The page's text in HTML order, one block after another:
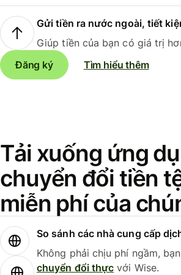
Gửi tiền ra nước ngoài, tiết
Giúp tiền của bạn có giá trị
Đăng ký
Tìm hiểu thêm
Tải xuống ứng
chuyển đổi tiền
miễn phí của
So sánh các nhà cung cấp
Không phải chịu phí ngầm,
chuyển đổi thực với Wise.